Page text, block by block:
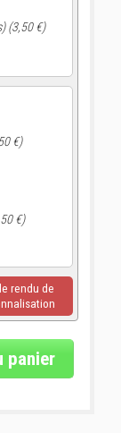
(3,50 €)
€)
€)
rendu de
panier